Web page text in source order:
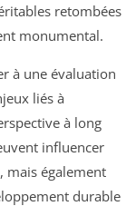
retombées
monumental.
à une évaluation
liés à
à long
influencer
mais également
durable